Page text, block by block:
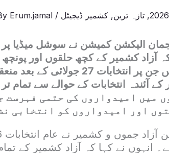
, تازہ ترین, کشمیر ڈیجیٹل /
Erum.jamal
الیکشن کمیشن نے سوشل میڈیا
آزاد کشمیر کے کچھ حلقوں اور
کیے جا رہے ہیں جن پر
کے آئندہ انتخابات کے حوالے سے
45 حلقوں میں امیدواروں کی حتمی
اور امیدواروں کو انتخابی